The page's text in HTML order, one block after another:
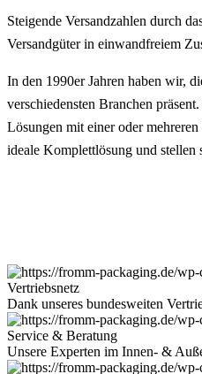
Steigende Versandzahlen durch
Versandgüter in einwandfreiem
In den 1990er Jahren haben wir,
verschiedensten Branchen
Lösungen mit einer oder
ideale Komplettlösung und
Vertriebsnetz
Dank unseres bundesweiten
Service & Beratung
Unsere Experten im Innen- &